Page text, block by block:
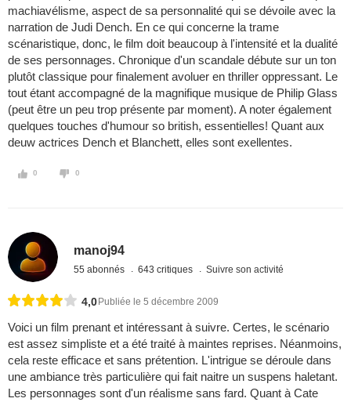
machiavélisme, aspect de sa personnalité qui se dévoile avec la
narration de Judi Dench. En ce qui concerne la trame
scénaristique, donc, le film doit beaucoup à l'intensité et la dualité
de ses personnages. Chronique d'un scandale débute sur un ton
plutôt classique pour finalement avoluer en thriller oppressant. Le
tout étant accompagné de la magnifique musique de Philip Glass
(peut être un peu trop présente par moment). A noter également
quelques touches d'humour so british, essentielles! Quant aux
deuw actrices Dench et Blanchett, elles sont exellentes.
0 0
manoj94
55 abonnés 643 critiques Suivre son activité
4,0 Publiée le 5 décembre 2009
Voici un film prenant et intéressant à suivre. Certes, le scénario
est assez simpliste et a été traité à maintes reprises. Néanmoins,
cela reste efficace et sans prétention. L'intrigue se déroule dans
une ambiance très particulière qui fait naitre un suspens haletant.
Les personnages sont d'un réalisme sans fard. Quant à Cate